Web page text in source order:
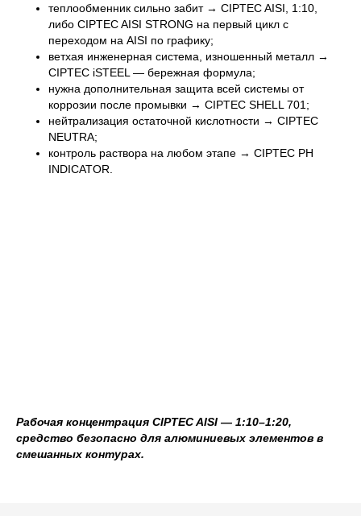
теплообменник сильно забит → CIPTEC AISI, 1:10,
либо CIPTEC AISI STRONG на первый цикл с
переходом на AISI по графику;
ветхая инженерная система, изношенный металл →
CIPTEC iSTEEL — бережная формула;
нужна дополнительная защита всей системы от
коррозии после промывки → CIPTEC SHELL 701;
нейтрализация остаточной кислотности → CIPTEC
NEUTRA;
контроль раствора на любом этапе → CIPTEC PH
INDICATOR.
Рабочая концентрация CIPTEC AISI — 1:10–1:20,
средство безопасно для алюминиевых элементов в
смешанных контурах.